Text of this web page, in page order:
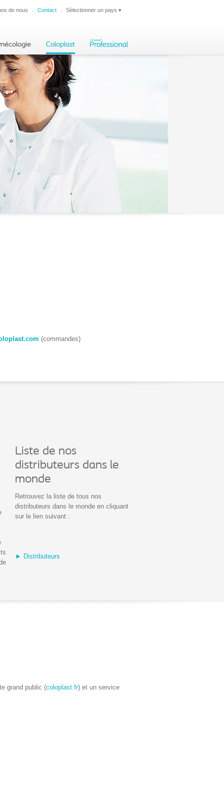
de nous Contact Sélectionner un pays ▾
Coloplast
(commandes)
Liste de nos
distributeurs dans le
monde
Retrouvez la liste de tous nos
distributeurs dans le monde en cliquant
sur le lien suivant :
► Distributeurs
grand public (coloplast.fr) et un service